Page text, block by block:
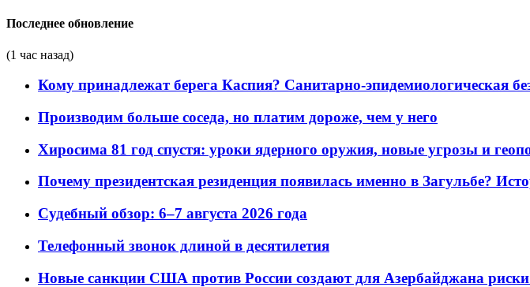
Последнее обновление
(1 час назад)
Кому принадлежат берега Каспия? Санитарно-эпидемиологическая
Производим больше соседа, но платим дороже, чем у него
Хиросима 81 год спустя: уроки ядерного оружия, новые угрозы и
Почему президентская резиденция появилась именно в Загульбе?
Судебный обзор: 6–7 августа 2026 года
Телефонный звонок длиной в десятилетия
Новые санкции США против России создают для Азербайджана